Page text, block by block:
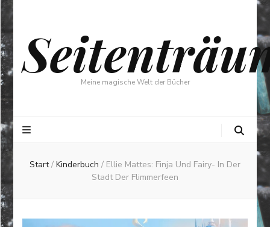
Meine magische Welt der Bücher
Start / Kinderbuch / Ellie Mattes: Finja Und Fairy- In Der
Stadt Der Flimmerfeen